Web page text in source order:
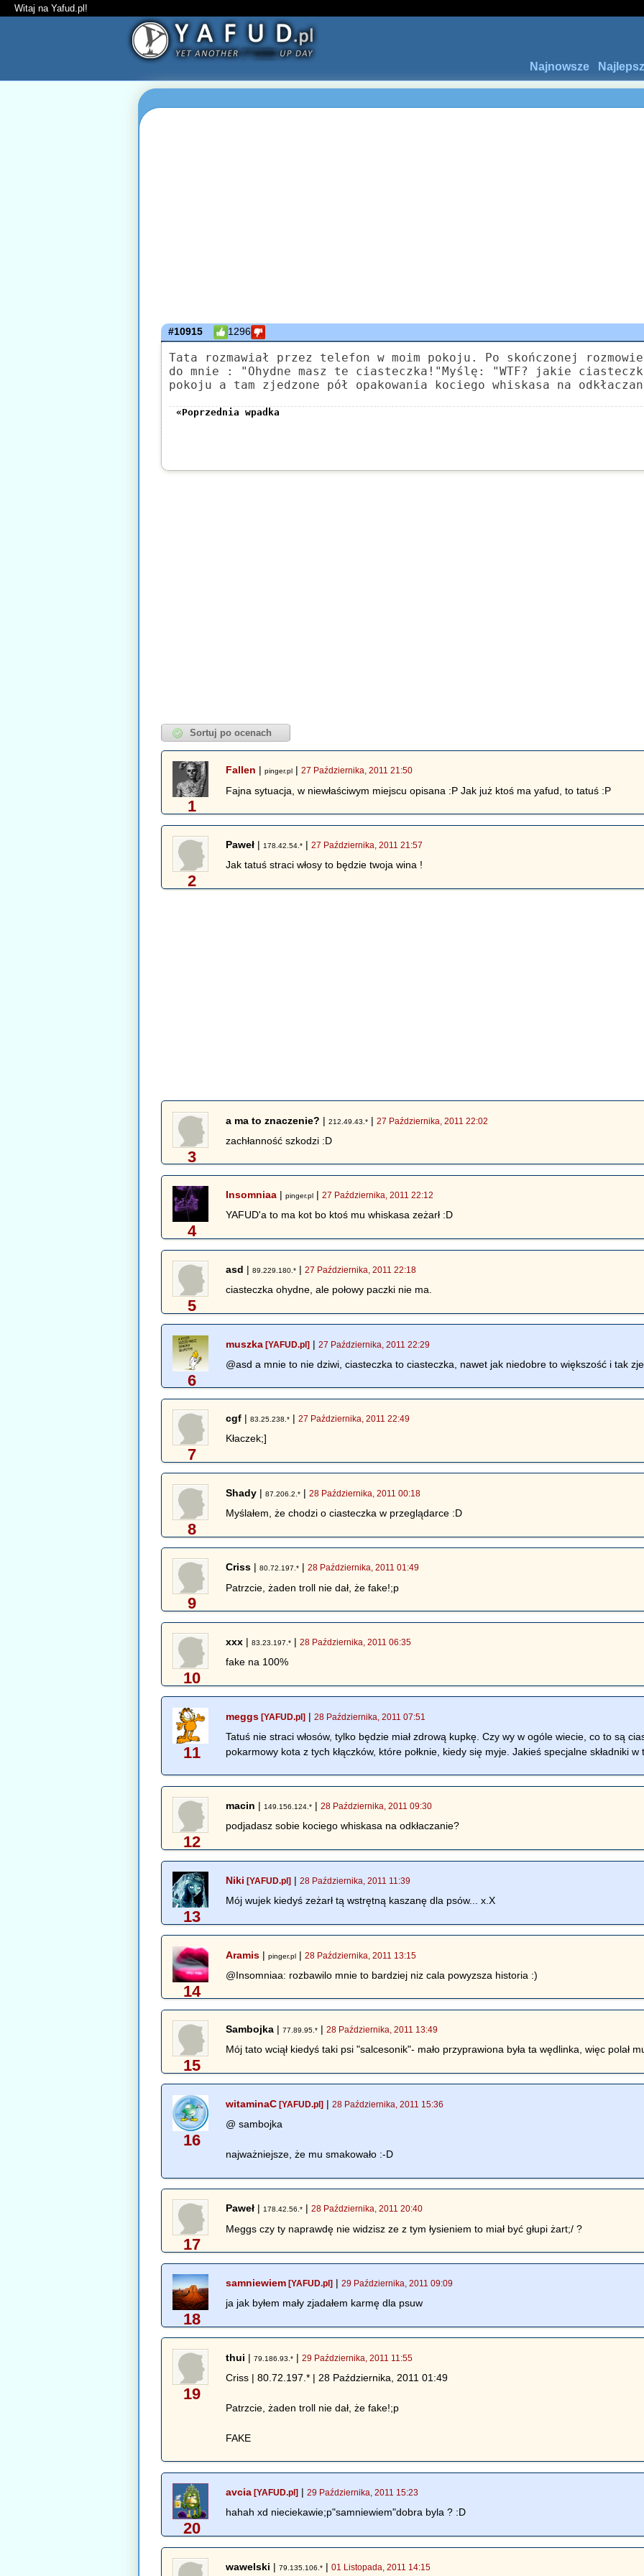
Witaj na Yafud.pl!
Najnowsze
#10915 1296
Tata rozmawiał przez telefon w moim pokoju. Po skończonej
do mnie : "Ohydne masz te ciasteczka!"Myślę: "WTF? jakie
pokoju a tam zjedzone pół opakowania kociego whiskasa na
«Poprzednia wpadka
1
Fallen |pinger.pl |27 Października, 2011 21:50
Fajna sytuacja, w niewłaściwym miejscu opisana :P Jak już ktoś ma yafud, to tatuś :P
2
Paweł | 178.42.54.* |27 Października, 2011 21:57
Jak tatuś straci włosy to będzie twoja wina !
3
a ma to znaczenie? |212.49.43.* |27 Października, 2011 22:02
zachłanność szkodzi :D
4
Insomniaa |pinger.pl |27 Października, 2011 22:12
YAFUD'a to ma kot bo ktoś mu whiskasa zeżarł :D
5
asd |89.229.180.* |27 Października, 2011 22:18
ciasteczka ohydne, ale połowy paczki nie ma.
6
muszka [YAFUD.pl] |27 Października, 2011 22:29
@asd a mnie to nie dziwi, ciasteczka to ciasteczka, nawet jak niedobre to większość i tak
7
cgf |83.25.238.* |27 Października, 2011 22:49
Kłaczek;]
8
Shady |87.206.2.* |28 Października, 2011 00:18
Myślałem, że chodzi o ciasteczka w przeglądarce :D
9
Criss |80.72.197.* |28 Października, 2011 01:49
Patrzcie, żaden troll nie dał, że fake!;p
10
xxx |83.23.197.* |28 Października, 2011 06:35
fake na 100%
11
meggs [YAFUD.pl] |28 Października, 2011 07:51
Tatuś nie straci włosów, tylko będzie miał zdrową kupkę. Czy wy w ogóle wiecie, co to są
pokarmowy kota z tych kłączków, które połknie, kiedy się myje. Jakieś specjalne składniki
12
macin |149.156.124.* |28 Października, 2011 09:30
podjadasz sobie kociego whiskasa na odkłaczanie?
13
Niki [YAFUD.pl] |28 Października, 2011 11:39
Mój wujek kiedyś zeżarł tą wstrętną kaszanę dla psów... x.X
14
Aramis |pinger.pl |28 Października, 2011 13:15
@Insomniaa: rozbawilo mnie to bardziej niz cala powyzsza historia :)
15
Sambojka |77.89.95.* |28 Października, 2011 13:49
Mój tato wciął kiedyś taki psi "salcesonik"- mało przyprawiona była ta wędlinka, więc polał
16
witaminaC [YAFUD.pl] |28 Października, 2011 15:36
@ sambojka
najważniejsze, że mu smakowało :-D
17
Paweł |178.42.56.* |28 Października, 2011 20:40
Meggs czy ty naprawdę nie widzisz ze z tym łysieniem to miał być głupi żart;/ ?
18
samniewiem [YAFUD.pl] |29 Października, 2011 09:09
ja jak byłem mały zjadałem karmę dla psuw
19
thui |79.186.93.* |29 Października, 2011 11:55
Criss | 80.72.197.* | 28 Października, 2011 01:49
Patrzcie, żaden troll nie dał, że fake!;p
FAKE
20
avcia [YAFUD.pl] |29 Października, 2011 15:23
hahah xd nieciekawie;p"samniewiem"dobra byla ? :D
wawelski |79.135.106.* |01 Listopada, 2011 14:15